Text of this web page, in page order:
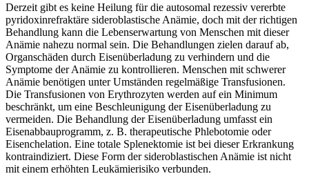
Derzeit gibt es keine Heilung für die autosomal rezessiv vererbte
pyridoxinrefraktäre sideroblastische Anämie, doch mit der richtigen
Behandlung kann die Lebenserwartung von Menschen mit dieser
Anämie nahezu normal sein. Die Behandlungen zielen darauf ab,
Organschäden durch Eisenüberladung zu verhindern und die
Symptome der Anämie zu kontrollieren. Menschen mit schwerer
Anämie benötigen unter Umständen regelmäßige Transfusionen.
Die Transfusionen von Erythrozyten werden auf ein Minimum
beschränkt, um eine Beschleunigung der Eisenüberladung zu
vermeiden. Die Behandlung der Eisenüberladung umfasst ein
Eisenabbauprogramm, z. B. therapeutische Phlebotomie oder
Eisenchelation. Eine totale Splenektomie ist bei dieser Erkrankung
kontraindiziert. Diese Form der sideroblastischen Anämie ist nicht
mit einem erhöhten Leukämierisiko verbunden.